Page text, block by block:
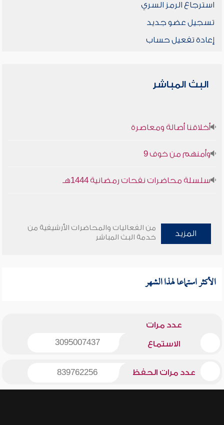
استرجاع الرمز السري
تسجيل عضو جديد
إعادة تفعيل حساب
البث المباشر
أخلاقنا أصالة ومعاصرة
وأمنهم من خوف 9
سلسلة محاضرات نفحات رمضانية 1444هـ
المزيد
من الفعاليات والمحاضرات الأرشيفية من
خدمة البث المباشر
الأكثر استماعا لهذا الشهر
عدد مرات
الاستماع 3095007437
عدد مرات الحفظ 839762256